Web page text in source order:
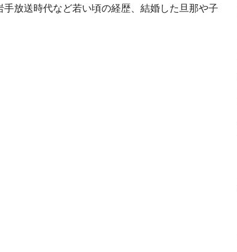
放送時代など若い頃の経歴、結婚した旦那や子